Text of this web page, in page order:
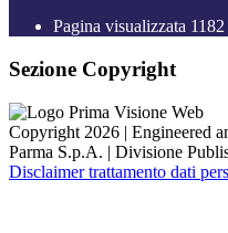
Pagina visualizzata 1182
Sezione Copyright
Copyright 2026 | Engineered
Parma S.p.A. | Divisione
Disclaimer trattamento dati